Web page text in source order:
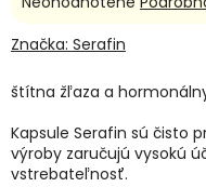
štítna žľaza a
Kapsule Serafin sú čisto
výroby zaručujú vysokú
vstrebateľnosť.
produktu
0,0
z
5
hviezdičiek.
Značka: Serafin